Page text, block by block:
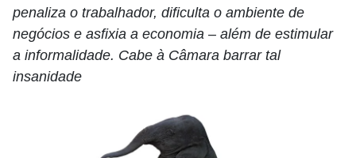
penaliza o trabalhador, dificulta o ambiente de
negócios e asfixia a economia – além de estimular
a informalidade. Cabe à Câmara barrar tal
insanidade